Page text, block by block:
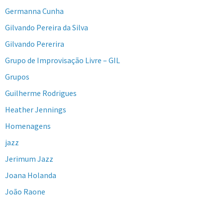
Germanna Cunha
Gilvando Pereira da Silva
Gilvando Pererira
Grupo de Improvisação Livre – GIL
Grupos
Guilherme Rodrigues
Heather Jennings
Homenagens
jazz
Jerimum Jazz
Joana Holanda
João Raone